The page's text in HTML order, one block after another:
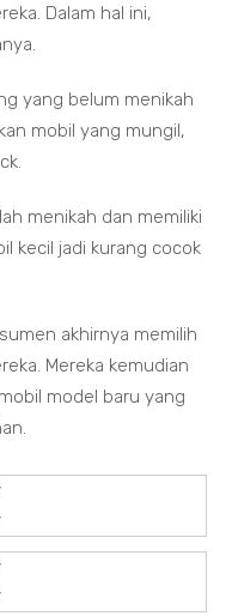
Dalam hal ini,
yang belum menikah
mobil yang mungil,
menikah dan memiliki
kecil jadi kurang cocok
akhirnya memilih
Mereka kemudian
model baru yang